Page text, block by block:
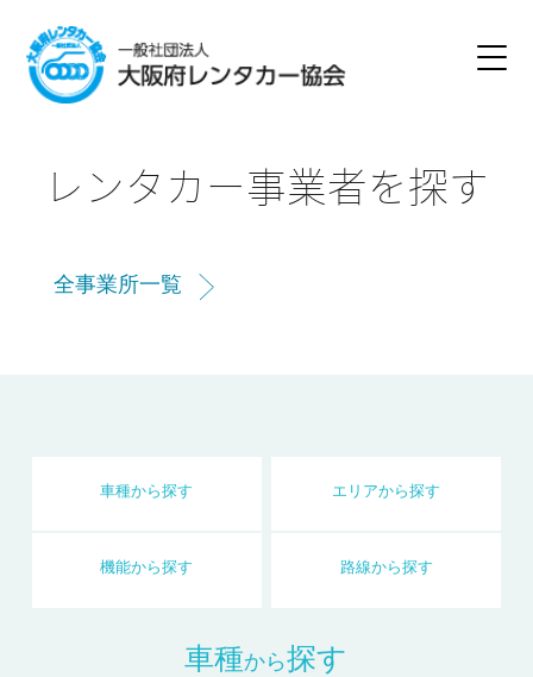
レンタカー事業者を探す
全事業所一覧
車種から探す エリアから探す
機能から探す 路線から探す
車種から探す